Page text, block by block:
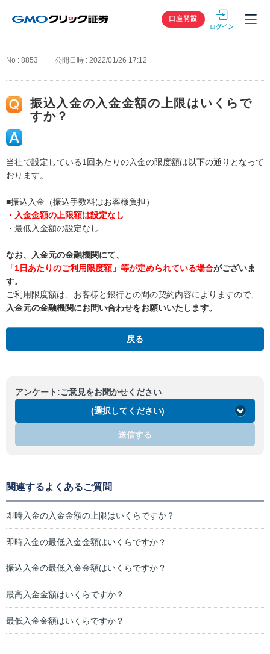
GMOクリック
口座開設
No : 8853 公開日時 : 2022/01/26 17:12
振込入金の入金金額の上限はいくらで
すか？
当社で設定している1回あたりの入金の限度額は以下の通りとなって
おります。
■振込入金（振込手数料はお客様負担）
・入金金額の上限額は設定なし
・最低入金額の設定なし
なお、入金元の金融機関にて、
「1日あたりのご利用限度額」等が定められている場合がございま
す。
ご利用限度額は、お客様と銀行との間の契約内容によりますので、
入金元の金融機関にお問い合わせをお願いいたします。
戻る
アンケート:ご意見をお聞かせください
(選択してください)
送信する
関連するよくあるご質問
即時入金の入金金額の上限はいくらですか？
即時入金の最低入金金額はいくらですか？
振込入金の最低入金金額はいくらですか？
最高入金金額はいくらですか？
最低入金金額はいくらですか？